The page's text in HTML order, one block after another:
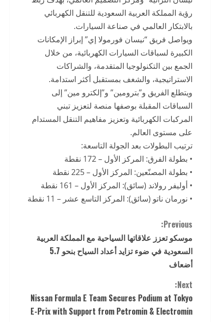
رؤية المملكة العربية السعودية للتنقل الكهربائي
بالابتكار العالمي في صناعة السيارات.
ويواصل فريق “نيسان فورمولا إي” إبراز الإمكانات
الكبيرة لسباقات السيارات الكهربائية، من خلال
الجمع بين التكنولوجيا المتقدمة، والشراكات
الاستراتيجية، والشغف بمستقبل أكثر استدامة.
ويتطلع الفريق و”بترومين” و”إلكترو مين” إلى
السباقات المقبلة بوصفها منصة لتعزيز تبني
المركبات الكهربائية وتعزيز مفاهيم التنقل المستدام
على مستوى العالم.
ترتيب البطولات بعد الجولة التاسعة:
• بطولة الفرق: المركز الأول – 172 نقطة
• بطولة المصنّعين: المركز الأول – 225 نقطة
• أوليفر رولاند (سائق): المركز الأول – 161 نقطة
• نورمان ناتو (سائق): المركز التاسع عشر – 11 نقطة
C
o
n
t
i
Previous:
موسكو تعزز علاقاتها السياحية مع المملكة العربية
السعودية في ضوء تزايد أعداد السياح بنحو 5.7
أضعاف
Next:
Nissan Formula E Team Secures Podium at Tokyo
E-Prix with Support from Petromin & Electromin